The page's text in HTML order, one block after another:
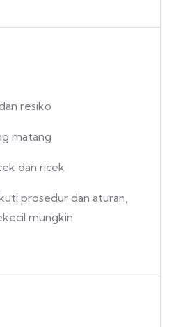
resiko
matang
dan ricek
prosedur dan aturan,
mungkin